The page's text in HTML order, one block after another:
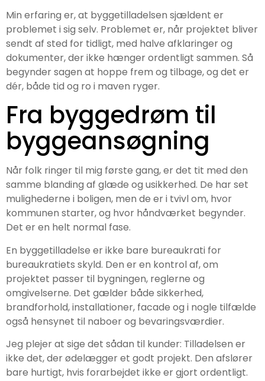
Min erfaring er, at byggetilladelsen sjældent er
problemet i sig selv. Problemet er, når projektet bliver
sendt af sted for tidligt, med halve afklaringer og
dokumenter, der ikke hænger ordentligt sammen. Så
begynder sagen at hoppe frem og tilbage, og det er
dér, både tid og ro i maven ryger.
Fra byggedrøm til
byggeansøgning
Når folk ringer til mig første gang, er det tit med den
samme blanding af glæde og usikkerhed. De har set
mulighederne i boligen, men de er i tvivl om, hvor
kommunen starter, og hvor håndværket begynder.
Det er en helt normal fase.
En byggetilladelse er ikke bare bureaukrati for
bureaukratiets skyld. Den er en kontrol af, om
projektet passer til bygningen, reglerne og
omgivelserne. Det gælder både sikkerhed,
brandforhold, installationer, facade og i nogle tilfælde
også hensynet til naboer og bevaringsværdier.
Jeg plejer at sige det sådan til kunder: Tilladelsen er
ikke det, der ødelægger et godt projekt. Den afslører
bare hurtigt, hvis forarbejdet ikke er gjort ordentligt.